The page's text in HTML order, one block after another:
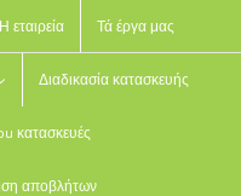
Η εταιρεία Τά έργα μας
Διαδικασία κατασκευής
κατασκευές
αποβλήτων